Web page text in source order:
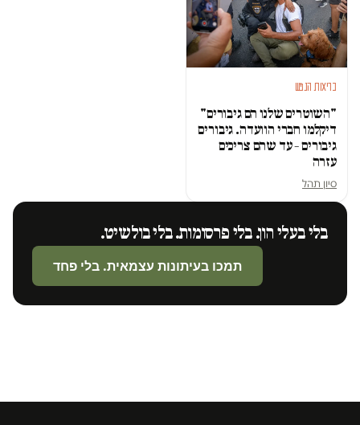
בריאות הנפש
"השוטרים שלנו הם גיבורים"
דיקלמו חברי הוועדה. גיבורים
גיבורים – עד שהם צריכים
עזרה
סיון תהל
בלי בעלי הון. בלי פרסומות. בלי בולשיט.
תמכו בעיתונות עצמאית. בלי פחד